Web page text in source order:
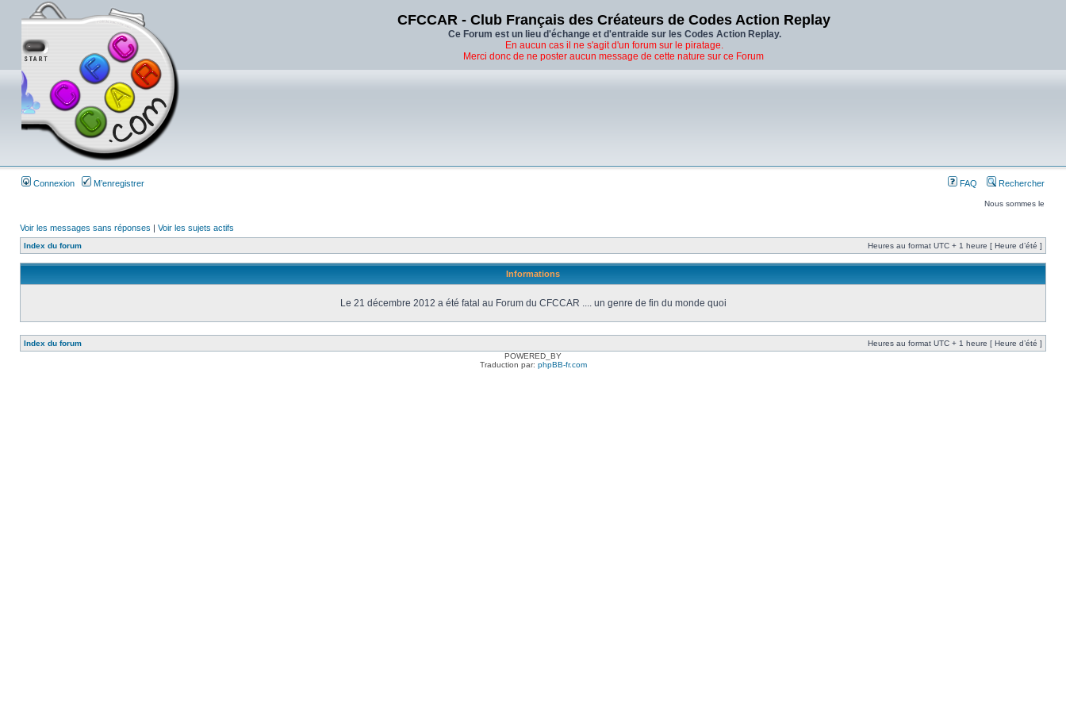
CFCCAR - Club Français des Créateurs de Codes Action Replay
Ce Forum est un lieu d'échange et d'entraide sur les Codes Action Replay.
En aucun cas il ne s'agit d'un forum sur le piratage.
Merci donc de ne poster aucun message de cette nature sur ce Forum
Connexion M’enregistrer FAQ Rechercher
Nous sommes le
Voir les messages sans réponses | Voir les sujets actifs
Index du forum Heures au format UTC + 1 heure [ Heure d’été ]
Informations
Le 21 décembre 2012 a été fatal au Forum du CFCCAR .... un genre de fin du monde quoi
Index du forum
Heures au format UTC + 1 heure [ Heure d’été ]
POWERED_BY
Traduction par: phpBB-fr.com